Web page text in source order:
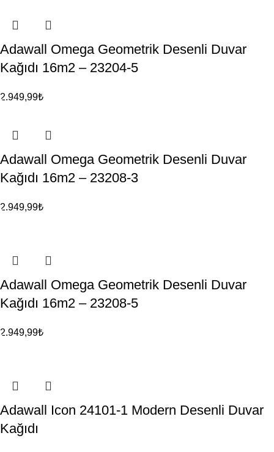
Adawall Omega Geometrik Desenli Duvar
Kağıdı 16m2 – 23204-5
2.949,99₺
Adawall Omega Geometrik Desenli Duvar
Kağıdı 16m2 – 23208-3
2.949,99₺
Adawall Omega Geometrik Desenli Duvar
Kağıdı 16m2 – 23208-5
2.949,99₺
Adawall Icon 24101-1 Modern Desenli Duvar
Kağıdı